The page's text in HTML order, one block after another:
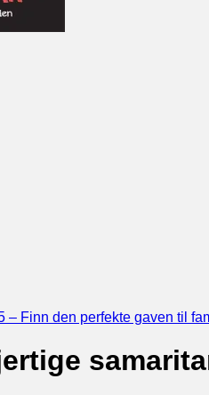
– Finn den perfekte gaven til